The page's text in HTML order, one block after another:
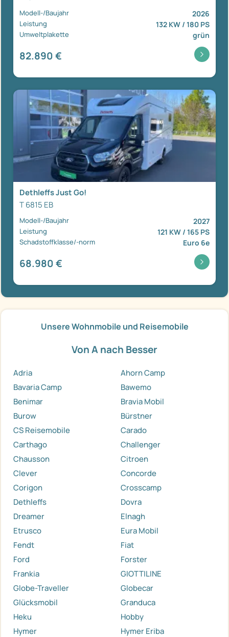
Modell-/Baujahr 2026
Leistung 132 KW / 180 PS
Umweltplakette grün
82.890 €
Dethleffs Just Go!
T 6815 EB
Modell-/Baujahr 2027
Leistung 121 KW / 165 PS
Schadstoffklasse/-norm Euro 6e
68.980 €
Unsere Wohnmobile und Reisemobile
Von A nach Besser
Adria
Ahorn Camp
Bavaria Camp
Bawemo
Benimar
Bravia Mobil
Burow
Bürstner
CS Reisemobile
Carado
Carthago
Challenger
Chausson
Citroen
Clever
Concorde
Corigon
Crosscamp
Dethleffs
Dovra
Dreamer
Elnagh
Etrusco
Eura Mobil
Fendt
Fiat
Ford
Forster
Frankia
GIOTTILINE
Globe-Traveller
Globecar
Glücksmobil
Granduca
Heku
Hobby
Hymer
Hymer Eriba